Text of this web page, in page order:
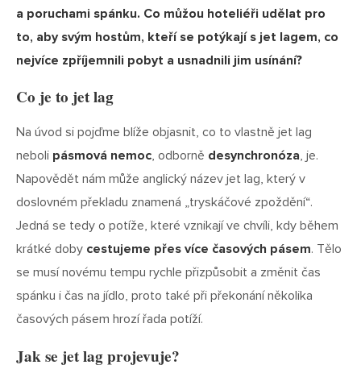
a poruchami spánku. Co můžou hoteliéři udělat pro
to, aby svým hostům, kteří se potýkají s jet lagem, co
nejvíce zpříjemnili pobyt a usnadnili jim usínání?
Co je to jet lag
Na úvod si pojďme blíže objasnit, co to vlastně jet lag
neboli pásmová nemoc, odborně desynchronóza, je.
Napovědět nám může anglický název jet lag, který v
doslovném překladu znamená „tryskáčové zpoždění“.
Jedná se tedy o potíže, které vznikají ve chvíli, kdy během
krátké doby cestujeme přes více časových pásem. Tělo
se musí novému tempu rychle přizpůsobit a změnit čas
spánku i čas na jídlo, proto také při překonání několika
časových pásem hrozí řada potíží.
Jak se jet lag projevuje?